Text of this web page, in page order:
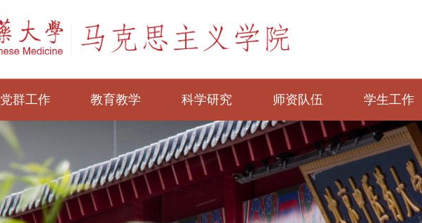
党群工作 教育教学 科学研究 师资队伍 学生工作